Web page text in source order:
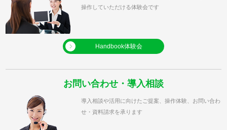
操作していただける体験会です
Handbook体験会
お問い合わせ・導入相談
導入相談や活用に向けたご提案、操作体験、お問い合わ
せ・資料請求を承ります